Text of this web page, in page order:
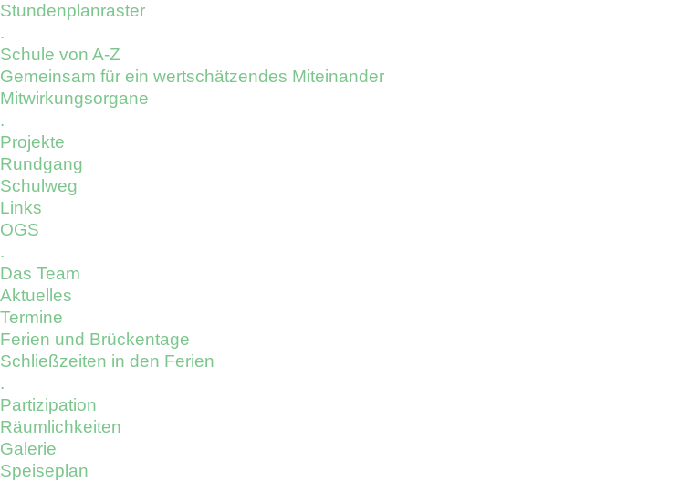
Stundenplanraster
.
Schule von A-Z
Gemeinsam für ein wertschätzendes Miteinander
Mitwirkungsorgane
.
Projekte
Rundgang
Schulweg
Links
OGS
.
Das Team
Aktuelles
Termine
Ferien und Brückentage
Schließzeiten in den Ferien
.
Partizipation
Räumlichkeiten
Galerie
Speiseplan